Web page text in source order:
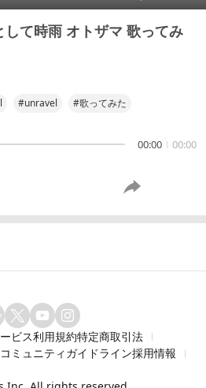
て時雨 オトザマ 歌ってみ
#unravel #歌ってみた
00:00 00:00
ビス利用規約特定商取引法
コミュニティガイドライン採用情報